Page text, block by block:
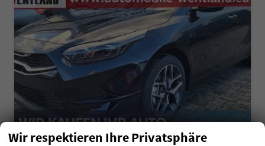
Wir respektieren Ihre Privatsphäre